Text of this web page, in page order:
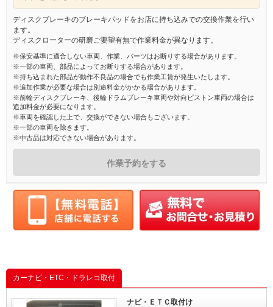
ディスクブレーキのブレーキパッドをお店に持ち込みでの交換作業を行い
ます。
ディスクローターの研磨ご要望有無で作業料金が異なります。
※保安基準に適合しない車両、作業、パーツはお断りする場合があります。
※一部の車両、部品によってお断りする場合があります。
※持ち込まれた部品が動作不良品の場合でも作業工賃が発生いたします。
※追加作業が必要な場合は別途料金がかかる場合があります。
※前輪ディスクブレーキ、後輪ドラムブレーキ車両や対向ピストン車両の場合は
追加料金が必要になります。
※車両を確認した上で、交換ができない場合もございます。
※一部の車両を除きます。
※中古品は対応できない場合があります。
作業予約をする
カーナビ・ETC・ドラレコ取付
ナビ・ＥＴＣ取付け